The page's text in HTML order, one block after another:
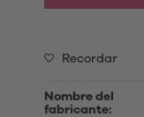
Recordar
Nombre del
fabricante: